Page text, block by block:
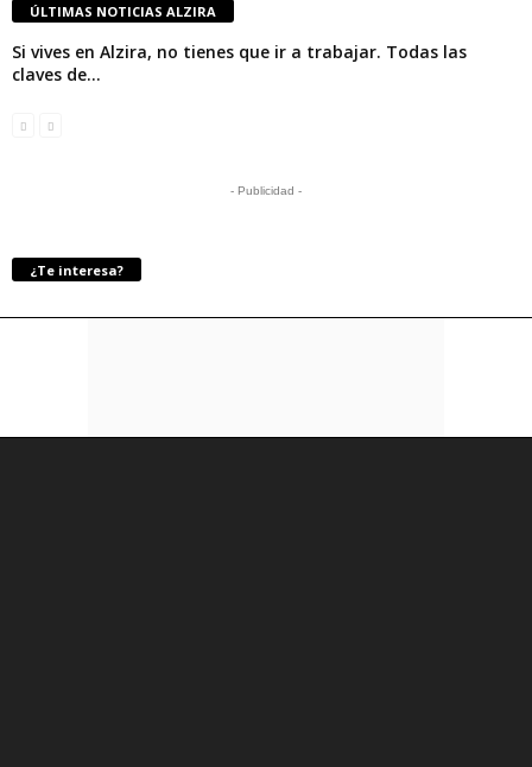
ÚLTIMAS NOTICIAS ALZIRA
Si vives en Alzira, no tienes que ir a trabajar. Todas las
claves de...
- Publicidad -
¿Te interesa?